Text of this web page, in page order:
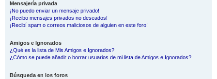
Mensajería privada
¡No puedo enviar un mensaje privado!
¡Recibo mensajes privados no deseados!
¡Recibí spam o correos maliciosos de alguien en este foro!
Amigos e Ignorados
¿Qué es la lista de Mis Amigos e Ignorados?
¿Cómo se puede añadir o borrar usuarios de mi lista de Amigos e Ignorados?
Búsqueda en los foros